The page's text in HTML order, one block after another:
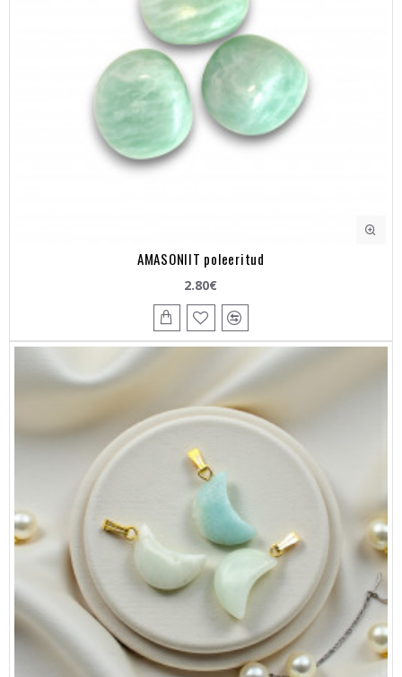
AMASONIIT poleeritud
2.80€